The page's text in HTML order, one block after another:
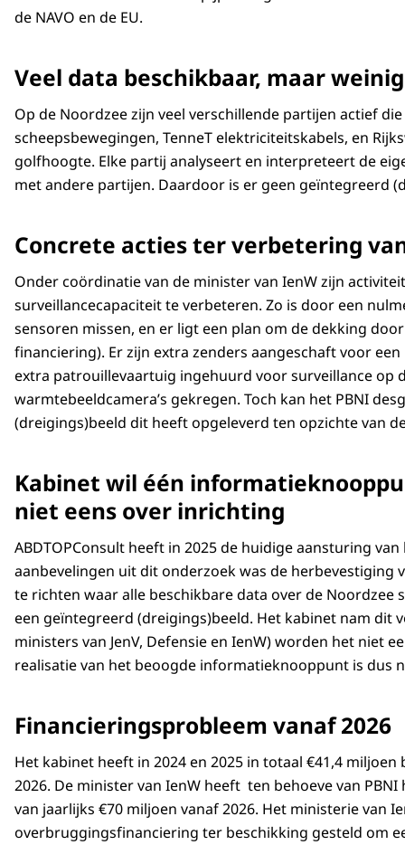
de NAVO en de EU.
Veel data beschikbaar, maar
Op de Noordzee zijn veel verschillende partijen actief
scheepsbewegingen, TenneT elektriciteitskabels, en
golfhoogte. Elke partij analyseert en interpreteert de
met andere partijen. Daardoor is er geen geïntegreerd
Concrete acties ter verbetering
Onder coördinatie van de minister van IenW zijn
surveillancecapaciteit te verbeteren. Zo is door een
sensoren missen, en er ligt een plan om de dekking
financiering). Er zijn extra zenders aangeschaft voor
extra patrouillevaartuig ingehuurd voor surveillance op
warmtebeeldcamera’s gekregen. Toch kan het PBNI
(dreigings)beeld dit heeft opgeleverd ten opzichte van
Kabinet wil één
niet eens over inrichting
ABDTOPConsult heeft in 2025 de huidige aansturing
aanbevelingen uit dit onderzoek was de
te richten waar alle beschikbare data over de
een geïntegreerd (dreigings)beeld. Het kabinet nam dit
ministers van JenV, Defensie en IenW) worden het niet
realisatie van het beoogde informatieknooppunt is dus
Financieringsprobleem vanaf 2026
Het kabinet heeft in 2024 en 2025 in totaal €41,4
2026. De minister van IenW heeft ten behoeve van
van jaarlijks €70 miljoen vanaf 2026. Het ministerie van
overbruggingsfinanciering ter beschikking gesteld om